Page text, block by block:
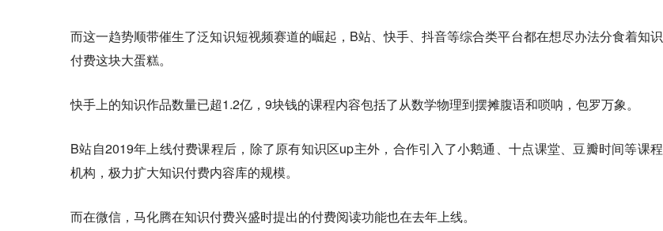
而这一趋势顺带催生了泛知识短视频赛道的崛起，B站、快手、抖音等综合类平台都在想尽办法分食着知识
付费这块大蛋糕。
快手上的知识作品数量已超1.2亿，9块钱的课程内容包括了从数学物理到摆摊腹语和唢呐，包罗万象。
B站自2019年上线付费课程后，除了原有知识区up主外，合作引入了小鹅通、十点课堂、豆瓣时间等课程
机构，极力扩大知识付费内容库的规模。
而在微信，马化腾在知识付费兴盛时提出的付费阅读功能也在去年上线。